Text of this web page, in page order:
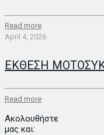
Read more
April 4, 2026
ΕΚΘΕΣΗ
Read more
Ακολουθήστε
μας και: